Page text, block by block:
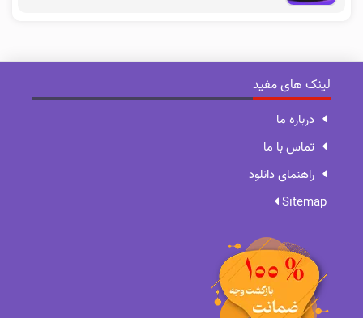
لینک های مفید
درباره ما
تماس با ما
راهنمای دانلود
Sitemap